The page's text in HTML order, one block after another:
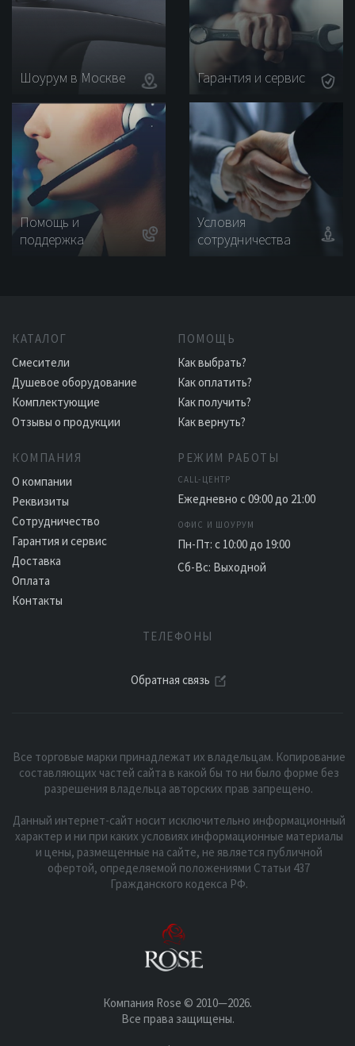
Шоурум в Москве Гарантия и сервис
Помощь и
поддержка
Условия
сотрудничества
КАТАЛОГ
Смесители
Душевое оборудование
Комплектующие
Отзывы о продукции
ПОМОЩЬ
Как выбрать?
Как оплатить?
Как получить?
Как вернуть?
КОМПАНИЯ
О компании
Реквизиты
Сотрудничество
Гарантия и сервис
Доставка
Оплата
Контакты
РЕЖИМ РАБОТЫ
CALL-ЦЕНТР
Ежедневно с 09:00 до 21:00
ОФИС И ШОУРУМ
Пн-Пт: с 10:00 до 19:00
Сб-Вс: Выходной
ТЕЛЕФОНЫ
Обратная связь
Компания Rose © 2010—2026.
Все права защищены.
Все торговые марки принадлежат их владельцам. Копирование
составляющих частей сайта в какой бы то ни было форме без
разрешения владельца авторских прав запрещено.
Данный интернет-сайт носит исключительно информационный
характер и ни при каких условиях информационные материалы
и цены, размещенные на сайте, не является публичной
офертой, определяемой положениями Статьи 437
Гражданского кодекса РФ.